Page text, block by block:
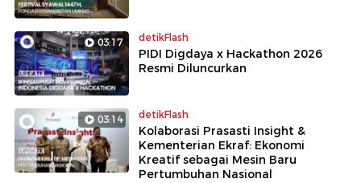
03:17 detikFlash
PIDI Digdaya x Hackathon 2026
Resmi Diluncurkan
03:14 detikFlash
Kolaborasi Prasasti Insight &
Kementerian Ekraf: Ekonomi
Kreatif sebagai Mesin Baru
Pertumbuhan Nasional